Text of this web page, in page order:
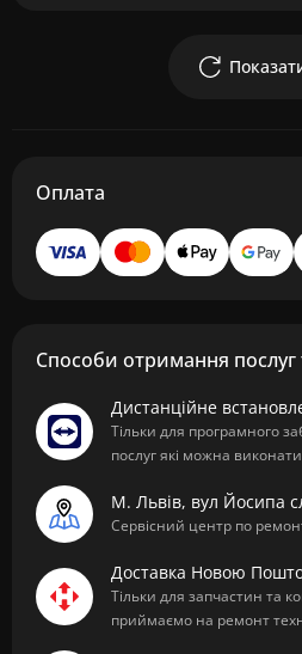
Оплата
Способи отримання послуг
Дистанційне
Тільки для програмного
послуг які можна
М. Львів, вул Йосипа
Сервісний центр по
Доставка Новою
Тільки для запчастин та
приймаємо на ремонт